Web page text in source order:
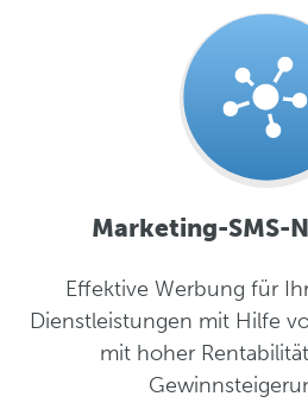
Marketing-SMS-
Effektive Werbung für
Dienstleistungen mit Hilfe
mit hoher